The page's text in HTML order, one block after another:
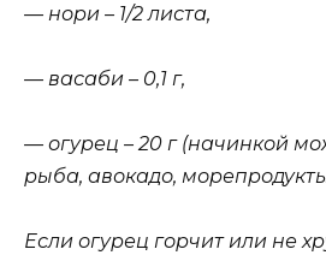
— нори – 1/2 листа,
— васаби – 0,1 г,
— огурец – 20 г (начинкой
рыба, авокадо,
Если огурец горчит или не